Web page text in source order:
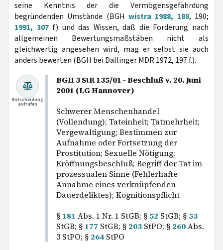
seine Kenntnis der die Vermögensgefährdung
begründenden Umstände (BGH wistra 1988, 188, 190;
1991, 307f.) und das Wissen, daß die Forderung nach
allgemeinen Bewertungsmaßstäben nicht als
gleichwertig angesehen wird, mag er selbst sie auch
anders bewerten (BGH bei Dallinger MDR 1972, 197 f.).
BGH 3 StR 135/01 - Beschluß v. 20. Juni
2001 (LG Hannover)
Schwerer Menschenhandel
(Vollendung); Tateinheit; Tatmehrheit;
Vergewaltigung; Bestimmen zur
Aufnahme oder Fortsetzung der
Prostitution; Sexuelle Nötigung;
Eröffnungsbeschluß; Begriff der Tat im
prozessualen Sinne (Fehlerhafte
Annahme eines verknüpfenden
Dauerdeliktes); Kognitionspflicht
§ 181 Abs. 1 Nr. 1 StGB; § 52 StGB; § 53
StGB; § 177 StGB; § 203 StPO; § 260Abs.
3 StPO; § 264 StPO
Entscheidung
aufrufen